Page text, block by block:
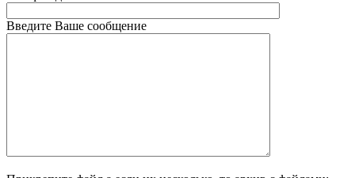
Введите Ваше сообщение